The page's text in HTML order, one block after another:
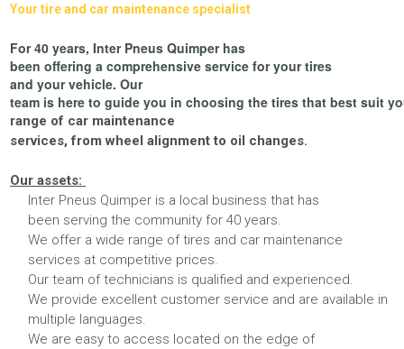
Your tire and car maintenance specialist
For 40 years, Inter Pneus Quimper has
been offering a comprehensive service for your tires
and your vehicle. Our
team is here to guide you in choosing the tires that best suit
range of car maintenance
services, from wheel alignment to oil changes.
Our assets:
Inter Pneus Quimper is a local business that has
been serving the community for 40 years.
We offer a wide range of tires and car maintenance
services at competitive prices.
Our team of technicians is qualified and experienced.
We provide excellent customer service and are available in
multiple languages.
We are easy to access located on the edge of